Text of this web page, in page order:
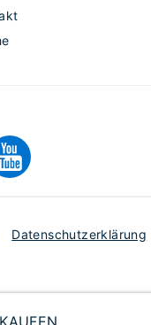
Datenschutzerklärung